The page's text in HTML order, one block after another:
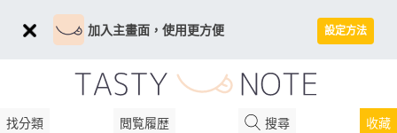
加入主畫面，使用更方便 設定方法
找分類 閲覧履歴 搜尋 收藏